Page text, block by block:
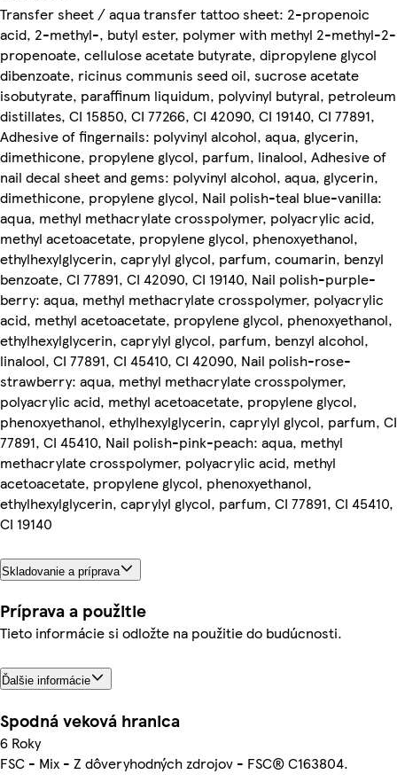
Transfer sheet / aqua transfer tattoo sheet: 2-propenoic
acid, 2-methyl-, butyl ester, polymer with methyl 2-methyl-2-
propenoate, cellulose acetate butyrate, dipropylene glycol
dibenzoate, ricinus communis seed oil, sucrose acetate
isobutyrate, paraffinum liquidum, polyvinyl butyral, petroleum
distillates, CI 15850, CI 77266, CI 42090, CI 19140, CI 77891,
Adhesive of fingernails: polyvinyl alcohol, aqua, glycerin,
dimethicone, propylene glycol, parfum, linalool, Adhesive of
nail decal sheet and gems: polyvinyl alcohol, aqua, glycerin,
dimethicone, propylene glycol, Nail polish-teal blue-vanilla:
aqua, methyl methacrylate crosspolymer, polyacrylic acid,
methyl acetoacetate, propylene glycol, phenoxyethanol,
ethylhexylglycerin, caprylyl glycol, parfum, coumarin, benzyl
benzoate, CI 77891, CI 42090, CI 19140, Nail polish-purple-
berry: aqua, methyl methacrylate crosspolymer, polyacrylic
acid, methyl acetoacetate, propylene glycol, phenoxyethanol,
ethylhexylglycerin, caprylyl glycol, parfum, benzyl alcohol,
linalool, CI 77891, CI 45410, CI 42090, Nail polish-rose-
strawberry: aqua, methyl methacrylate crosspolymer,
polyacrylic acid, methyl acetoacetate, propylene glycol,
phenoxyethanol, ethylhexylglycerin, caprylyl glycol, parfum, CI
77891, CI 45410, Nail polish-pink-peach: aqua, methyl
methacrylate crosspolymer, polyacrylic acid, methyl
acetoacetate, propylene glycol, phenoxyethanol,
ethylhexylglycerin, caprylyl glycol, parfum, CI 77891, CI 45410,
CI 19140
Skladovanie a príprava
Príprava a použitie
Tieto informácie si odložte na použitie do budúcnosti.
Ďalšie informácie
Spodná veková hranica
6 Roky
FSC - Mix - Z dôveryhodných zdrojov - FSC® C163804.